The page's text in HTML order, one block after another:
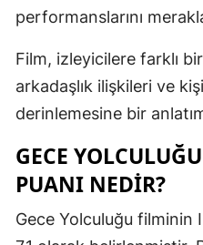
performanslarını
Film, izleyicilere farklı bir
arkadaşlık ilişkileri ve
derinlemesine bir
GECE
PUANI NEDIR?
Gece Yolculuğu filminin